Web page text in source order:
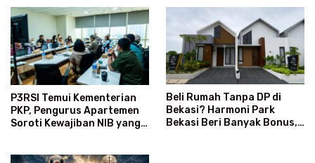
P3RSI Temui Kementerian
PKP, Pengurus Apartemen
Soroti Kewajiban NIB yang
Beli Rumah Tanpa DP di
Bekasi? Harmoni Park
Bekasi Beri Banyak Bonus,